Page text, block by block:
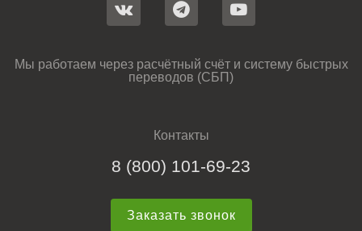
Мы работаем через расчётный счёт и систему быстрых
переводов (СБП)
Контакты
8 (800) 101-69-23
Заказать звонок